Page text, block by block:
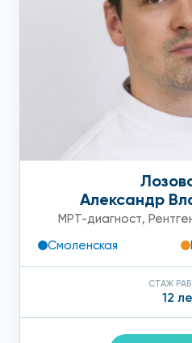
Александр
МРТ-диагност,
Смоленская
СТАЖ
12